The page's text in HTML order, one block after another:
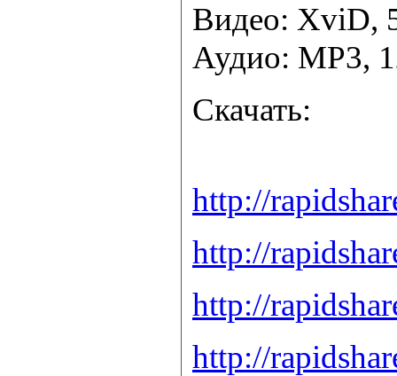
Видео: XviD,
Аудио: MP3,
Скачать:
http://
http://
http://
http://